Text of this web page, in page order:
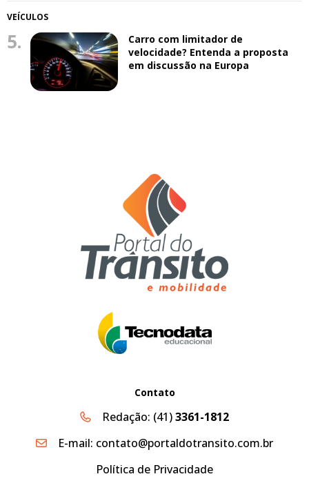
VEÍCULOS
5.
Carro com limitador de
velocidade? Entenda a proposta
em discussão na Europa
Contato
Redação: (41)3361-1812
E-mail: contato@portaldotransito.com.br
Política de Privacidade